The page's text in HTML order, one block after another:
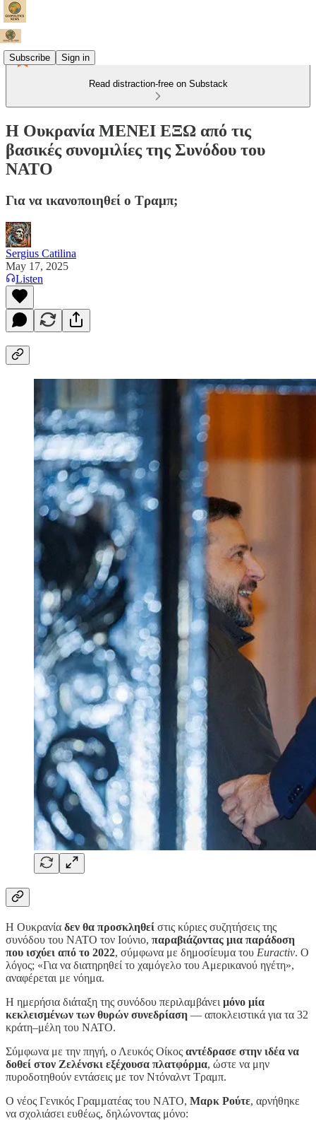
Subscribe Sign in
Read distraction-free on Substack
Η Ουκρανία ΜΕΝΕΙ ΕΞΩ από τις
βασικές συνομιλίες της Συνόδου του
ΝΑΤΟ
Για να ικανοποιηθεί ο Τραμπ;
Sergius Catilina
May 17, 2025
Listen
Η Ουκρανία δεν θα προσκληθεί στις κύριες συζητήσεις της
συνόδου του ΝΑΤΟ τον Ιούνιο, παραβιάζοντας μια παράδοση
που ισχύει από το 2022, σύμφωνα με δημοσίευμα του Euractiv. Ο
λόγος; «Για να διατηρηθεί το χαμόγελο του Αμερικανού ηγέτη»,
αναφέρεται με νόημα.
Η ημερήσια διάταξη της συνόδου περιλαμβάνει μόνο μία
κεκλεισμένων των θυρών συνεδρίαση — αποκλειστικά για τα 32
κράτη–μέλη του ΝΑΤΟ.
Σύμφωνα με την πηγή, ο Λευκός Οίκος αντέδρασε στην ιδέα να
δοθεί στον Ζελένσκι εξέχουσα πλατφόρμα, ώστε να μην
πυροδοτηθούν εντάσεις με τον Ντόναλντ Τραμπ.
Ο νέος Γενικός Γραμματέας του ΝΑΤΟ, Μαρκ Ρούτε, αρνήθηκε
να σχολιάσει ευθέως, δηλώνοντας μόνο: